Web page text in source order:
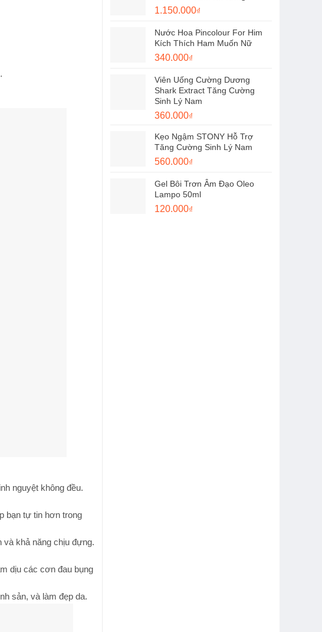
550.000₫.
Giá
là:
1.300.000₫.
1.150.000₫
tại
là:
Nước Hoa Pincolour For Him
Kích Thích Ham Muốn Nữ
Giá
là:
450.000₫.
340.000₫
tại
là:
340.000₫.
Viên Uống Cường Dương
Shark Extract Tăng Cường
Sinh Lý Nam
Giá
là:
480.000₫.
360.000₫
tại
là:
Kẹo Ngậm STONY Hỗ Trợ
Tăng Cường Sinh Lý Nam
Giá
là:
720.000₫.
560.000₫
tại
là:
Gel Bôi Trơn Âm Đạo Oleo
Lampo 50ml
Giá
120.000₫
nguyệt không đều.
bạn tự tin hơn trong
khả năng chịu đựng.
dịu các cơn đau bụng
sản, và làm đẹp da.